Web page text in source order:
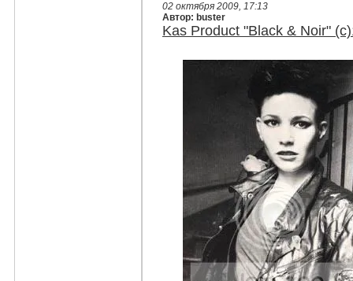
02 октября 2009, 17:13
Автор: buster
Kas Product "Black & Noir"